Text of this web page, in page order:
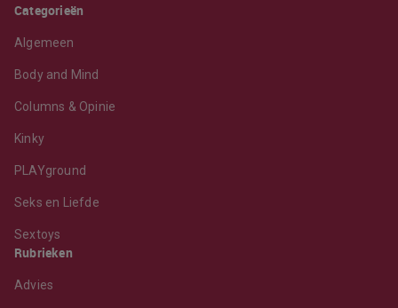
Categorieën
Algemeen
Body and Mind
Columns & Opinie
Kinky
PLAYground
Seks en Liefde
Sextoys
Rubrieken
Advies